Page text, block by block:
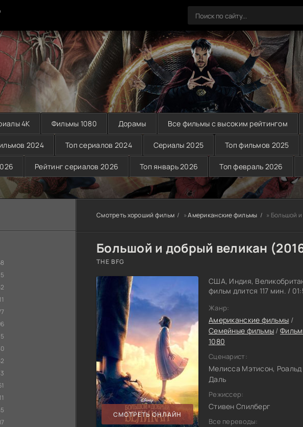
4K Фильмы 1080 Дорамы Все фильмы с высоким рейтингом
2024 Топ сериалов 2024 Сериалы 2025 Топ фильмов 2025
Рейтинг сериалов 2026 Топ январь 2026 Топ февраль 2026
11
11
Смотреть хороший фильм »Американские фильмы » Большой
Большой и добрый великан
THE BFG
СМОТРЕТЬ ОНЛАЙН
США, Индия,
фильм длится 117 мин. /
Жанр:
Американские фильмы /
Семейные фильмы /
1080
Сценарист:
Мелисса Мэтисон, Роальд
Даль
Режиссер:
Стивен Спилберг
Все переводы: